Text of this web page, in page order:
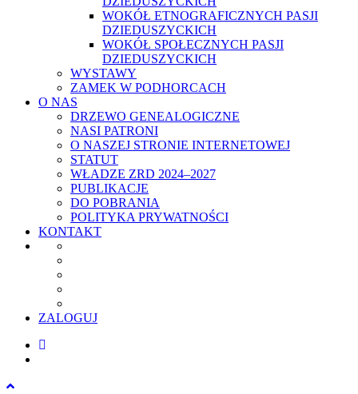
WOKÓŁ ETNOGRAFICZNYCH PASJI
DZIEDUSZYCKICH
WOKÓŁ SPOŁECZNYCH PASJI
DZIEDUSZYCKICH
WYSTAWY
ZAMEK W PODHORCACH
O NAS
DRZEWO GENEALOGICZNE
NASI PATRONI
O NASZEJ STRONIE INTERNETOWEJ
STATUT
WŁADZE ZRD 2024–2027
PUBLIKACJE
DO POBRANIA
POLITYKA PRYWATNOŚCI
KONTAKT
ZALOGUJ